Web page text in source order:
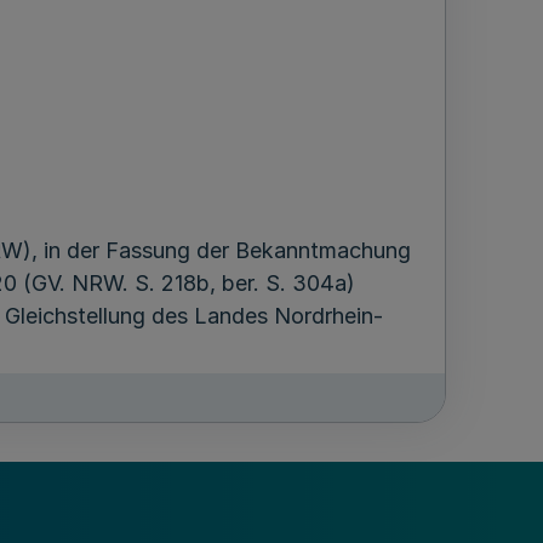
in der Fassung der Bekanntmachung
(GV. NRW. S. 218b, ber. S. 304a)
des Landes Nordrhein-